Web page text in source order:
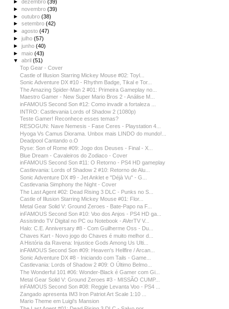
►dezembro(39)
►novembro(39)
►outubro(38)
►setembro(42)
►agosto(47)
►julho(57)
►junho(40)
►maio(43)
▼abril(51)
Top Gear - Cover
Castle of Illusion Starring Mickey Mouse #02: Toyl...
Sonic Adventure DX #10 - Rhythm Badge, Tikal e Tor...
The Amazing Spider-Man 2 #01: Primeira Gameplay no...
Maestro Gamer - New Super Mario Bros 2 - Análise M...
inFAMOUS Second Son #12: Como invadir a fortaleza ...
INTRO: Castlevania Lords of Shadow 2 (1080p)
Teste Gamer! Reconhece esses temas?
RESOGUN: Nave Nemesis - Fase Ceres - Playstation 4...
Hyoga Vs Camus Diorama. Unbox mais LINDO do mundo!...
Deadpool Cantando o.O
Ryse: Son of Rome #09: Jogo dos Deuses - Final - X...
Blue Dream - Cavaleiros do Zodiaco - Cover
inFAMOUS Second Son #11: O Retorno - PS4 HD gameplay
Castlevania: Lords of Shadow 2 #10: Retorno de Alu...
Sonic Adventure DX #9 - Jet Anklet e "Déjà Vu" - G...
Castlevania Simphony the Night - Cover
The Last Agent #02: Dead Rising 3 DLC - Punks no S...
Castle of Illusion Starring Mickey Mouse #01: Flor...
Metal Gear Solid V: Ground Zeroes - Bate-Papo na F...
inFAMOUS Second Son #10: Voo dos Anjos - PS4 HD ga...
Assistindo TV Digital no PC ou Notebook - AVerTV V...
Halo: C.E. Anniversary #8 - Com Guilherme Oss - Du...
Chaves Kart - Novo jogo do Chaves é muito melhor d...
A História da Ravena: Injustice Gods Among Us Ulti...
inFAMOUS Second Son #09: Heaven's Hellfire / Arcan...
Sonic Adventure DX #8 - Iniciando com Tails - Game...
Castlevania: Lords of Shadow 2 #09: O Último Belmo...
The Wonderful 101 #06: Wonder-Black é Gamer com Gi...
Metal Gear Solid V: Ground Zeroes #3 - MISSÃO CUMP...
inFAMOUS Second Son #08: Reggie Levanta Voo - PS4 ...
Zangado apresenta IM3 Iron Patriot Art Scale 1:10 ...
Mario Theme em Luigi's Mansion